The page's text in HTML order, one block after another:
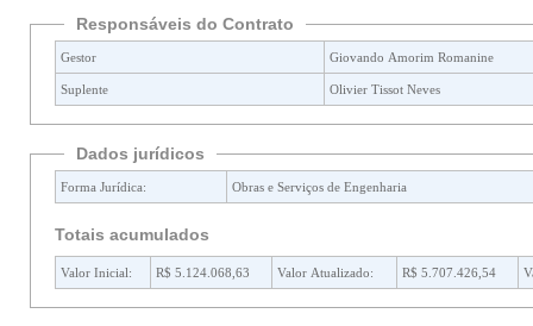
Responsáveis do Contrato
Gestor Giovando Amorim Romanine
Suplente Olivier Tissot Neves
Dados jurídicos
Forma Jurídica: Obras e Serviços de Engenharia
Totais acumulados
Valor Inicial: R$ 5.124.068,63 Valor Atualizado: R$ 5.707.426,54